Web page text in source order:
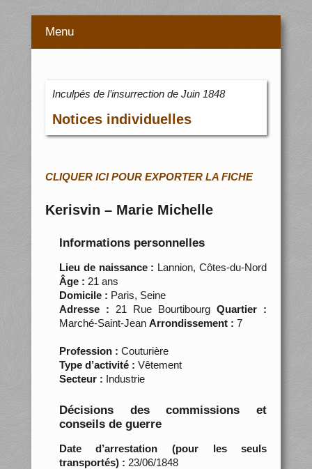
Menu
Inculpés de l’insurrection de Juin 1848
Notices individuelles
CLIQUER ICI POUR EXPORTER LA FICHE
Kerisvin – Marie Michelle
Informations personnelles
Lieu de naissance : Lannion, Côtes-du-Nord
Âge : 21 ans
Domicile : Paris, Seine
Adresse : 21 Rue BourtibourgQuartier :
Marché-Saint-Jean Arrondissement : 7
Profession : Couturière
Type d’activité : Vêtement
Secteur : Industrie
Décisions des commissions et
conseils de guerre
Date d’arrestation (pour les seuls
transportés) : 23/06/1848